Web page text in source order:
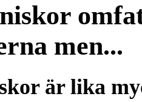
men...
är lika